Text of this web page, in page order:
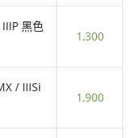
黑色
1,300
/ IIISi
1,900